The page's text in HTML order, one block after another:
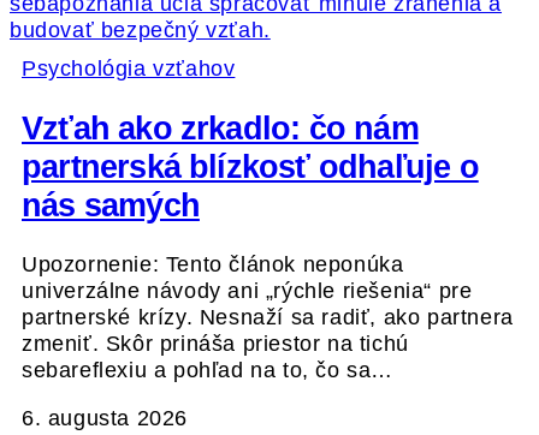
Psychológia vzťahov
Vzťah ako zrkadlo: čo nám
partnerská blízkosť odhaľuje o
nás samých
Upozornenie: Tento článok neponúka
univerzálne návody ani „rýchle riešenia“ pre
partnerské krízy. Nesnaží sa radiť, ako partnera
zmeniť. Skôr prináša priestor na tichú
sebareflexiu a pohľad na to, čo sa…
6. augusta 2026